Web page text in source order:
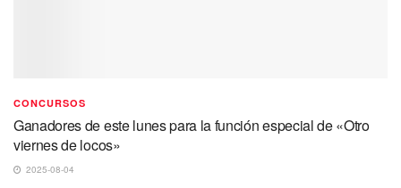
CONCURSOS
Ganadores de este lunes para la función especial de «Otro
viernes de locos»
2025-08-04